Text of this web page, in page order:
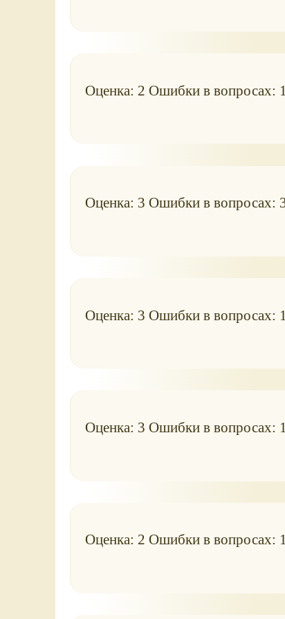
Оценка: 2 Ошибки в вопросах:
Оценка: 3 Ошибки в вопросах:
Оценка: 3 Ошибки в вопросах:
Оценка: 3 Ошибки в вопросах:
Оценка: 2 Ошибки в вопросах: